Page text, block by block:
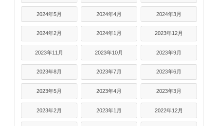
2024年5月 2024年4月 2024年3月
2024年2月 2024年1月 2023年12月
2023年11月 2023年10月 2023年9月
2023年8月 2023年7月 2023年6月
2023年5月 2023年4月 2023年3月
2023年2月 2023年1月 2022年12月